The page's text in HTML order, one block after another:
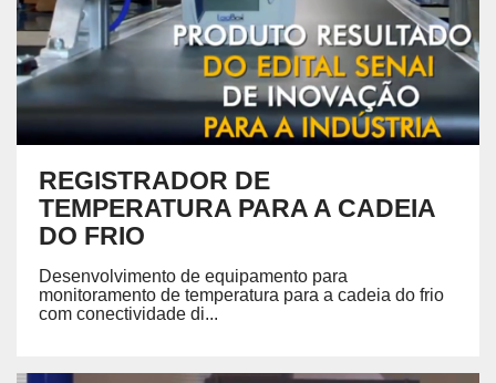
REGISTRADOR DE
TEMPERATURA PARA A CADEIA
DO FRIO
Desenvolvimento de equipamento para
monitoramento de temperatura para a cadeia do frio
com conectividade di...